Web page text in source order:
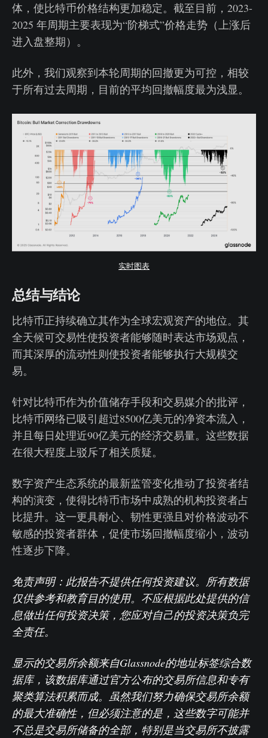
体，使比特币价格结构更加稳定。截至目前，2023-
2025 年周期主要表现为“阶梯式”价格走势（上涨后
进入盘整期）。
此外，我们观察到本轮周期的回撤更为可控，相较
于所有过去周期，目前的平均回撤幅度最为浅显。
实时图表
总结与结论
比特币正持续确立其作为全球宏观资产的地位。其
全天候可交易性使投资者能够随时表达市场观点，
而其深厚的流动性则使投资者能够执行大规模交
易。
针对比特币作为价值储存手段和交易媒介的批评，
比特币网络已吸引超过8500亿美元的净资本流入，
并且每日处理近90亿美元的经济交易量。这些数据
在很大程度上驳斥了相关质疑。
数字资产生态系统的最新监管变化推动了投资者结
构的演变，使得比特币市场中成熟的机构投资者占
比提升。这一更具耐心、韧性更强且对价格波动不
敏感的投资者群体，促使市场回撤幅度缩小，波动
性逐步下降。
免责声明：此报告不提供任何投资建议。所有数据
仅供参考和教育目的使用。不应根据此处提供的信
息做出任何投资决策，您应对自己的投资决策负完
全责任。
显示的交易所余额来自Glassnode的地址标签综合数
据库，该数据库通过官方公布的交易所信息和专有
聚类算法积累而成。虽然我们努力确保交易所余额
的最大准确性，但必须注意的是，这些数字可能并
不总是交易所储备的全部，特别是当交易所不披露